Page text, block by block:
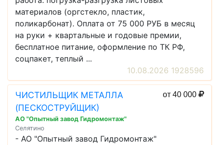
материалов (оргстекло, пластик,
поликарбонат). Оплата от 75 000 РУБ в месяц
на руки + квартальные и годовые премии,
бесплатное питание, оформление по ТК РФ,
соцпакет, теплый ...
10.08.2026 1928596
ЧИСТИЛЬЩИК МЕТАЛЛА
(ПЕСКОСТРУЙЩИК)
от 40 000
АО "Опытный завод Гидромонтаж"
Селятино
- АО "Опытный завод Гидромонтаж"